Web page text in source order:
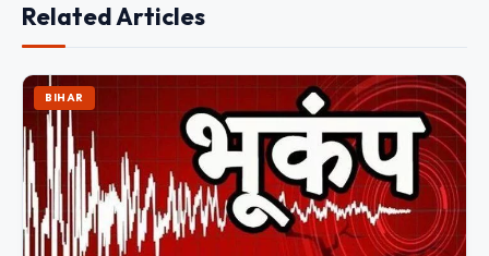
Related Articles
BIHAR